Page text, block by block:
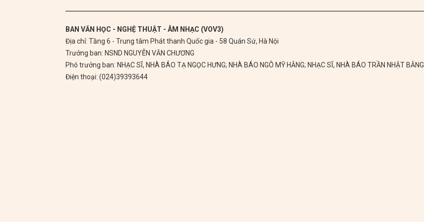
BAN VĂN HỌC - NGHỆ THUẬT - ÂM NHẠC (VOV3)
Địa chỉ: Tầng 6 - Trung tâm Phát thanh Quốc gia - 58 Quán Sứ, Hà Nội
Trưởng ban: NSND NGUYỄN VĂN CHƯƠNG
Phó trưởng ban: NHẠC SĨ, NHÀ BÁO TẠ NGỌC HƯNG; NHÀ BÁO NGÔ MỸ HẰNG; NHẠC SĨ, NHÀ BÁO TRẦN NHẬT BẰNG
Điện thoại: (024)39393644